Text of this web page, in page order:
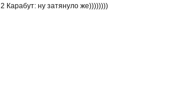
2 Карабут: ну затянуло же))))))))